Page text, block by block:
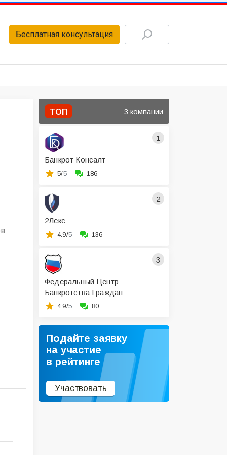
Бесплатная консультация
ТОП 3 компании
1
Банкрот Консалт
5/5 186
2
2Лекс
4.9/5 136
3
Федеральный Центр
Банкротства Граждан
4.9/5 80
Подайте заявку
на участие
в рейтинге
Участвовать